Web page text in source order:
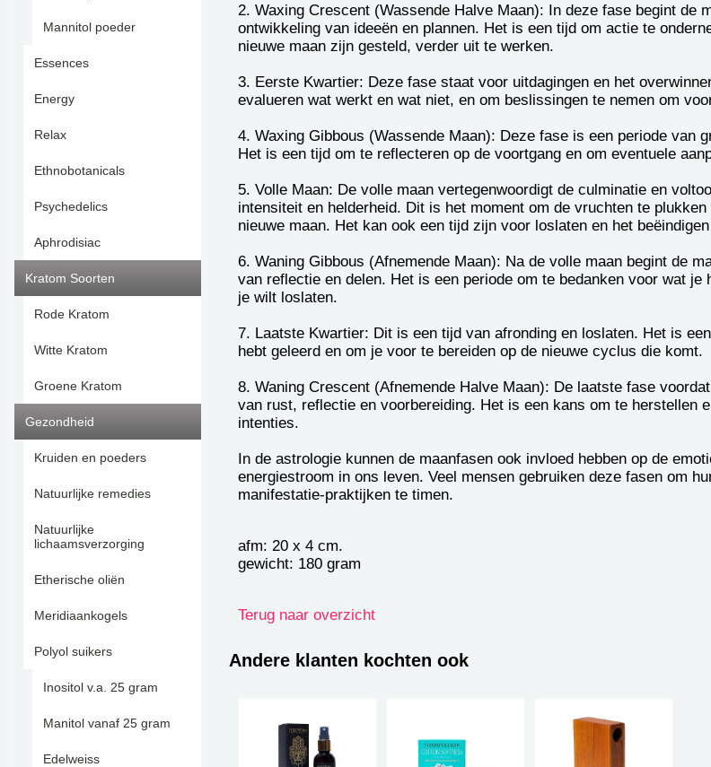
Mannitol poeder
Essences
Energy
Relax
Ethnobotanicals
Psychedelics
Aphrodisiac
Kratom Soorten
Rode Kratom
Witte Kratom
Groene Kratom
Gezondheid
Kruiden en poeders
Natuurlijke remedies
Natuurlijke
lichaamsverzorging
Etherische oliën
Meridiaankogels
Polyol suikers
Inositol v.a. 25 gram
Manitol vanaf 25 gram
Edelweiss
2. Waxing Crescent (Wassende Halve Maan): In deze fase begint de
ontwikkeling van ideeën en plannen. Het is een tijd om actie te
nieuwe maan zijn gesteld, verder uit te werken.
3. Eerste Kwartier: Deze fase staat voor uitdagingen en het
evalueren wat werkt en wat niet, en om beslissingen te nemen om
4. Waxing Gibbous (Wassende Maan): Deze fase is een periode van
Het is een tijd om te reflecteren op de voortgang en om eventuele
5. Volle Maan: De volle maan vertegenwoordigt de culminatie en
intensiteit en helderheid. Dit is het moment om de vruchten te
nieuwe maan. Het kan ook een tijd zijn voor loslaten en het
6. Waning Gibbous (Afnemende Maan): Na de volle maan begint de
van reflectie en delen. Het is een periode om te bedanken voor wat je
je wilt loslaten.
7. Laatste Kwartier: Dit is een tijd van afronding en loslaten. Het is
hebt geleerd en om je voor te bereiden op de nieuwe cyclus die komt.
8. Waning Crescent (Afnemende Halve Maan): De laatste fase
van rust, reflectie en voorbereiding. Het is een kans om te herstellen
intenties.
In de astrologie kunnen de maanfasen ook invloed hebben op de
energiestroom in ons leven. Veel mensen gebruiken deze fasen om
manifestatie-praktijken te timen.
afm: 20 x 4 cm.
gewicht: 180 gram
Terug naar overzicht
Andere klanten kochten ook